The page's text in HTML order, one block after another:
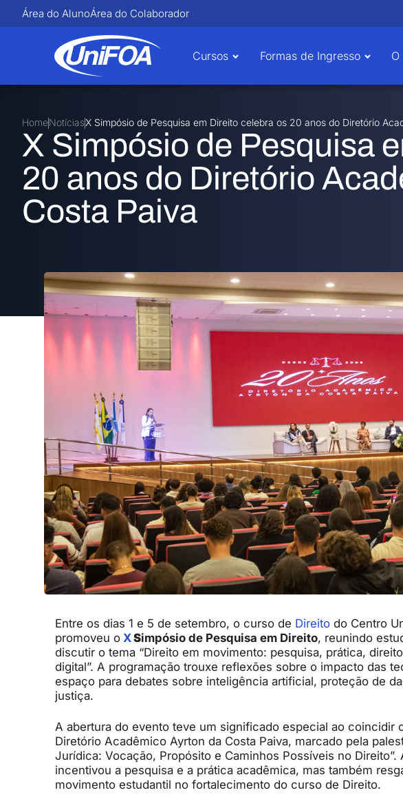
Área do AlunoÁrea do Colaborador
Cursos Formas de Ingresso O
HomeNotíciasX Simpósio de Pesquisa em Direito celebra os 20 anos do Diretório
X Simpósio de Pesquisa
20 anos do Diretório
Costa Paiva
Entre os dias 1 e 5 de setembro, o curso de Direito do Centro
promoveu o XSimpósio de Pesquisa em Direito, reunindo
discutir o tema “Direito em movimento: pesquisa, prática,
digital”. A programação trouxe reflexões sobre o impacto das
espaço para debates sobre inteligência artificial, proteção de
justiça.
A abertura do evento teve um significado especial ao coincidir
Diretório Acadêmico Ayrton da Costa Paiva, marcado pela
Jurídica: Vocação, Propósito e Caminhos Possíveis no
incentivou a pesquisa e a prática acadêmica, mas também
movimento estudantil no fortalecimento do curso de Direito.